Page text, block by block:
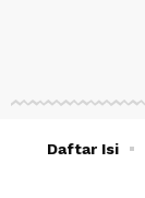
Daftar Isi